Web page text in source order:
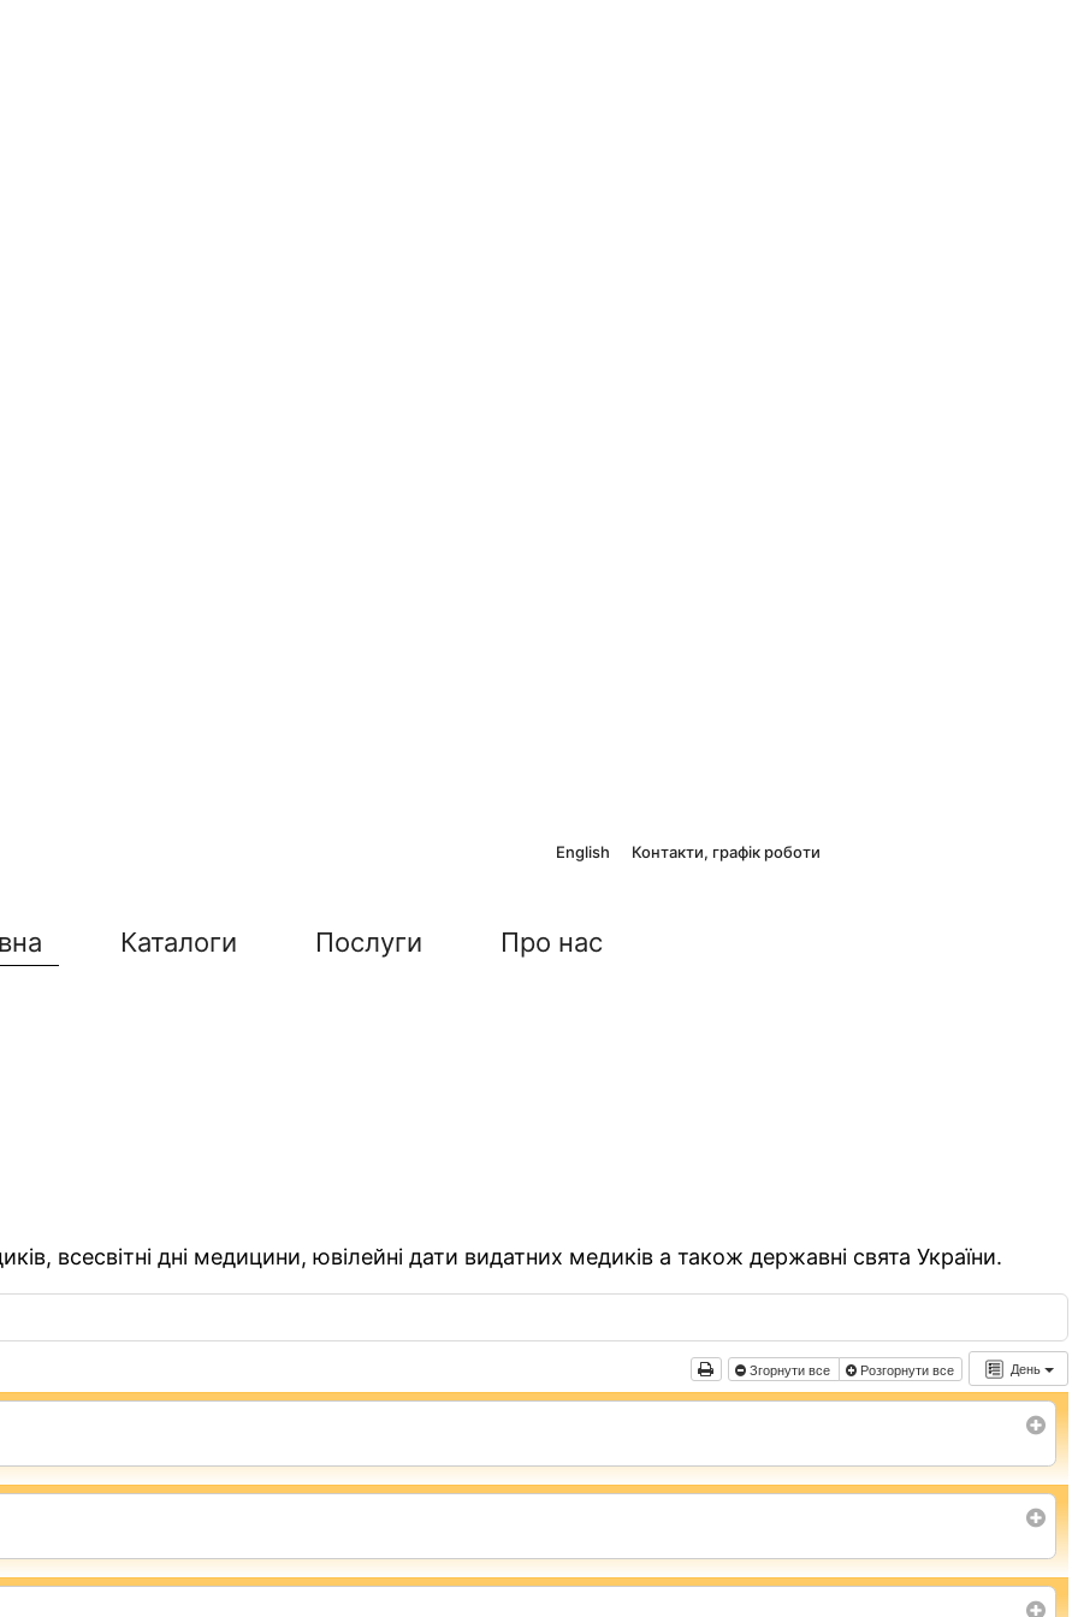
English Контакти, графік роботи
Каталоги Послуги Про нас
всесвітні дні медицини, ювілейні дати видатних медиків а також державні свята України.
День
Згорнути все Розгорнути все